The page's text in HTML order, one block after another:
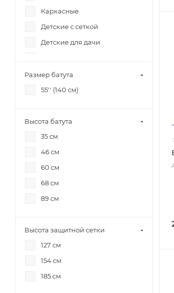
Каркасные
Детские с сеткой
Детские для дачи
Для дачи с сеткой
Недорогие с сеткой
Размер батута
55'' (140 см)
Высота батута
35 см
46 см
60 см
68 см
89 см
Высота защитной сетки
127 см
154 см
185 см